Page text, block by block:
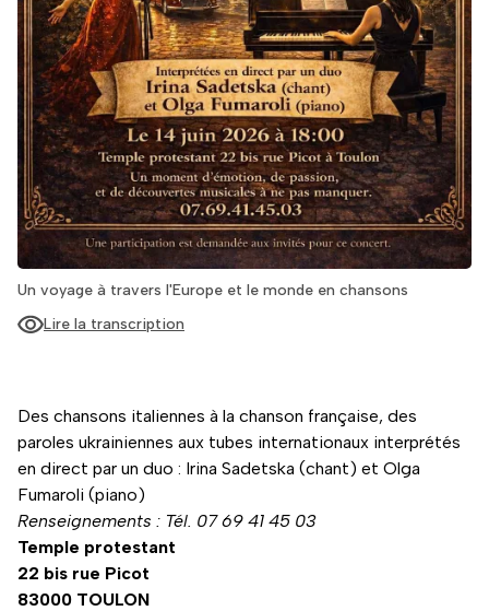
Un voyage à travers l'Europe et le monde en chansons
Lire la transcription
Des chansons italiennes à la chanson française, des
paroles ukrainiennes aux tubes internationaux interprétés
en direct par un duo : Irina Sadetska (chant) et Olga
Fumaroli (piano)
Renseignements : Tél. 07 69 41 45 03
Temple protestant
22 bis rue Picot
83000 TOULON